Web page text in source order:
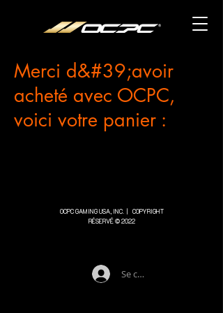
Merci d&#39;avoir
acheté avec OCPC,
voici votre panier :
OCPC GAMING USA, INC. | COPYRIGHT
RÉSERVÉ © 2022
Se connecter